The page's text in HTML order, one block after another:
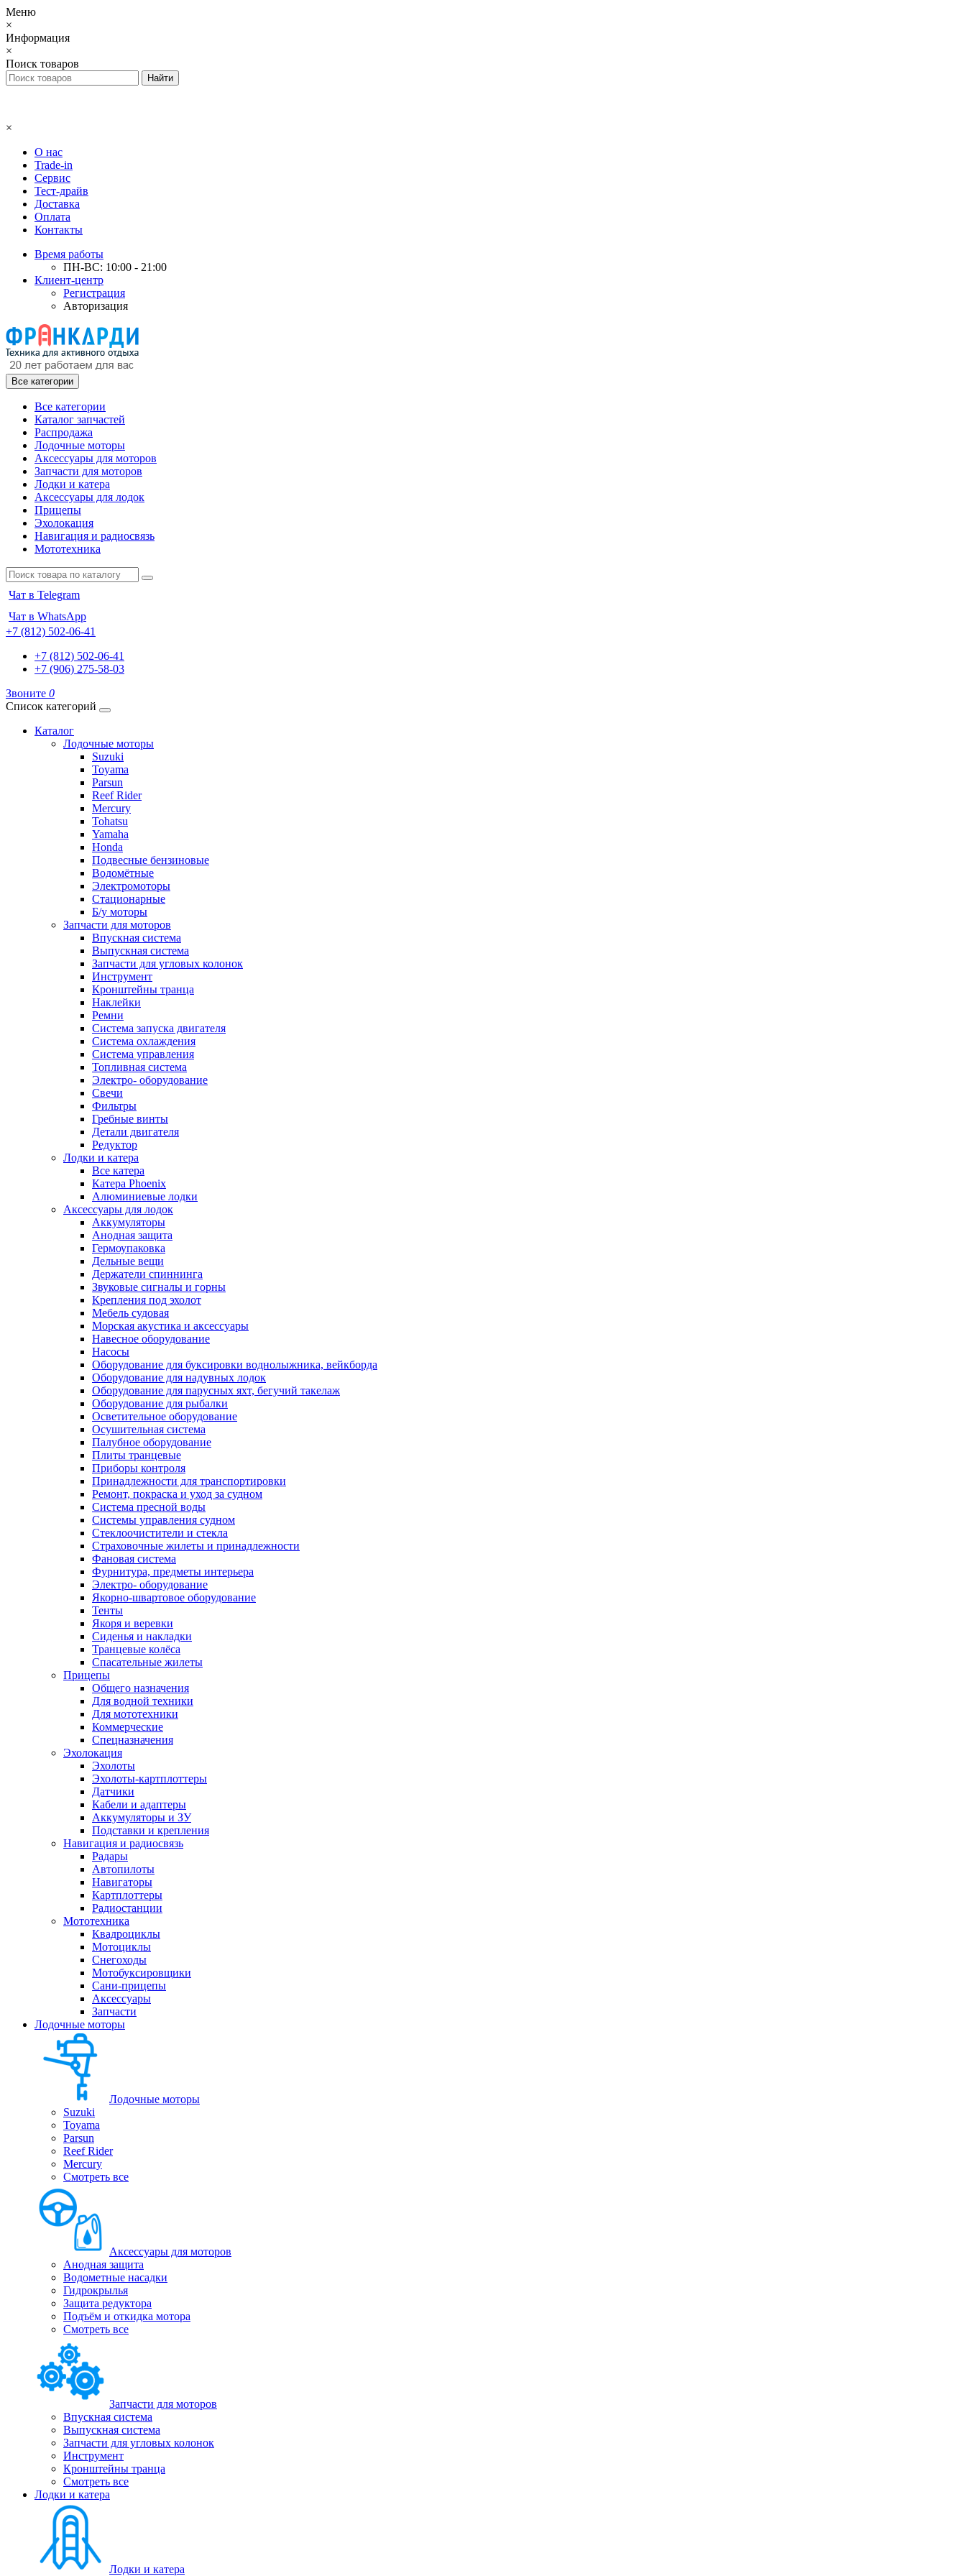
Меню
×
Информация
×
Поиск товаров
×
О нас
Trade-in
Сервис
Тест-драйв
Доставка
Оплата
Контакты
Время работы
ПН-ВС: 10:00 - 21:00
Клиент-центр
Регистрация
Авторизация
Все категории
Все категории
Каталог запчастей
Распродажа
Лодочные моторы
Аксессуары для моторов
Запчасти для моторов
Лодки и катера
Аксессуары для лодок
Прицепы
Эхолокация
Навигация и радиосвязь
Мототехника
Чат в Telegram
Чат в WhatsApp
+7 (812) 502-06-41
+7 (812) 502-06-41
+7 (906) 275-58-03
Звоните 0
Список категорий
Каталог
Лодочные моторы
Suzuki
Toyama
Parsun
Reef Rider
Mercury
Tohatsu
Yamaha
Honda
Подвесные бензиновые
Водомётные
Электромоторы
Стационарные
Б/у моторы
Запчасти для моторов
Впускная система
Выпускная система
Запчасти для угловых колонок
Инструмент
Кронштейны транца
Наклейки
Ремни
Система запуска двигателя
Система охлаждения
Система управления
Топливная система
Электро- оборудование
Свечи
Фильтры
Гребные винты
Детали двигателя
Редуктор
Лодки и катера
Все катера
Катера Phoenix
Алюминиевые лодки
Аксессуары для лодок
Аккумуляторы
Анодная защита
Гермоупаковка
Дельные вещи
Держатели спиннинга
Звуковые сигналы и горны
Крепления под эхолот
Мебель судовая
Морская акустика и аксессуары
Навесное оборудование
Насосы
Оборудование для буксировки воднолыжника, вейкборда
Оборудование для надувных лодок
Оборудование для парусных яхт, бегучий такелаж
Оборудование для рыбалки
Осветительное оборудование
Осушительная система
Палубное оборудование
Плиты транцевые
Приборы контроля
Принадлежности для транспортировки
Ремонт, покраска и уход за судном
Система пресной воды
Системы управления судном
Стеклоочистители и стекла
Страховочные жилеты и принадлежности
Фановая система
Фурнитура, предметы интерьера
Электро- оборудование
Якорно-швартовое оборудование
Тенты
Якоря и веревки
Сиденья и накладки
Транцевые колёса
Спасательные жилеты
Прицепы
Общего назначения
Для водной техники
Для мототехники
Коммерческие
Спецназначения
Эхолокация
Эхолоты
Эхолоты-картплоттеры
Датчики
Кабели и адаптеры
Аккумуляторы и ЗУ
Подставки и крепления
Навигация и радиосвязь
Радары
Автопилоты
Навигаторы
Картплоттеры
Радиостанции
Мототехника
Квадроциклы
Мотоциклы
Снегоходы
Мотобуксировщики
Сани-прицепы
Аксессуары
Запчасти
Лодочные моторы
Лодочные моторы
Suzuki
Toyama
Parsun
Reef Rider
Mercury
Смотреть все
Аксессуары для моторов
Анодная защита
Водометные насадки
Гидрокрылья
Защита редуктора
Подъём и откидка мотора
Смотреть все
Запчасти для моторов
Впускная система
Выпускная система
Запчасти для угловых колонок
Инструмент
Кронштейны транца
Смотреть все
Лодки и катера
Лодки и катера